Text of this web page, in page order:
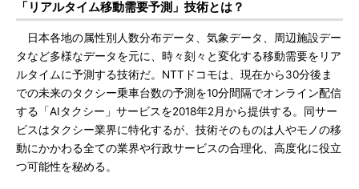
「リアルタイム移動需要予測」技術とは？
日本各地の属性別人数分布データ、気象データ、周辺施設デー
タなど多様なデータを元に、時々刻々と変化する移動需要をリア
ルタイムに予測する技術だ。NTTドコモは、現在から30分後ま
での未来のタクシー乗車台数の予測を10分間隔でオンライン配信
する「AIタクシー」サービスを2018年2月から提供する。同サー
ビスはタクシー業界に特化するが、技術そのものは人やモノの移
動にかかわる全ての業界や行政サービスの合理化、高度化に役立
つ可能性を秘める。